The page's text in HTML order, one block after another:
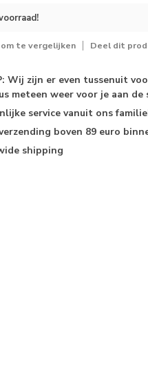
te vergelijken Deel dit
Wij zijn er even tussenuit
meteen weer voor je aan de
service vanuit ons
boven 89 euro
shipping